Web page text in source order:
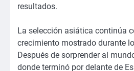
resultados.
La selección asiática continúa
crecimiento mostrado durante
Después de sorprender al
donde terminó por delante de